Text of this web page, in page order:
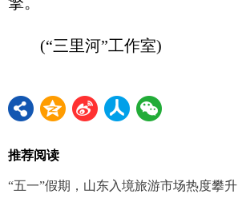
(“三里河”工作室)
推荐阅读
“五一”假期，山东入境旅游市场热度攀升